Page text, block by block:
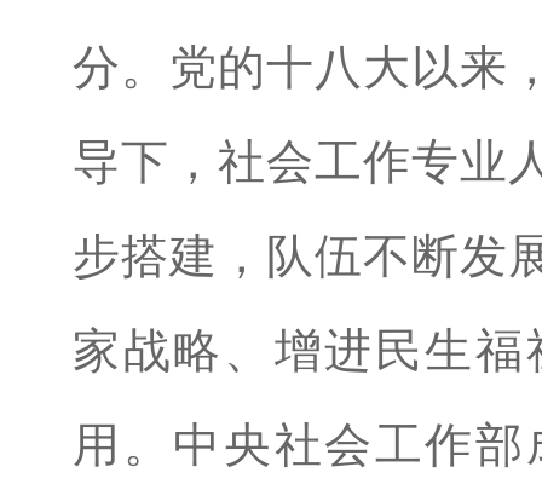
分。党的十八大以来
导下，社会工作专业
步搭建，队伍不断发
家战略、增进民生
用。中央社会工作